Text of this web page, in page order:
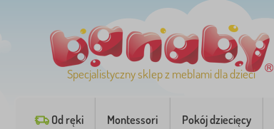
Specjalistyczny sklep z meblami dla dzieci
Od ręki Montessori Pokój dziecięcy